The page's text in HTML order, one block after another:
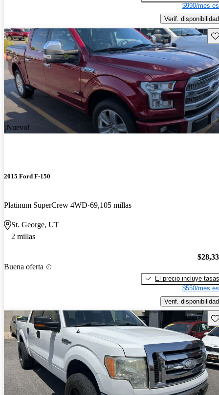
$990/mes
Verif. disponibilidad
¡Nuevo!
2015 Ford F-150
Platinum SuperCrew 4WD 69,105 millas
St. George, UT
2 millas
Buena oferta
El precio incluye tasas
$550/mes
Verif. disponibilidad